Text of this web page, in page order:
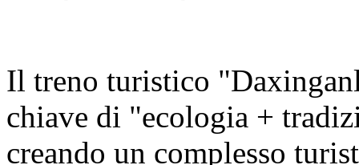
Il treno turistico
chiave di "ecologia +
creando un complesso